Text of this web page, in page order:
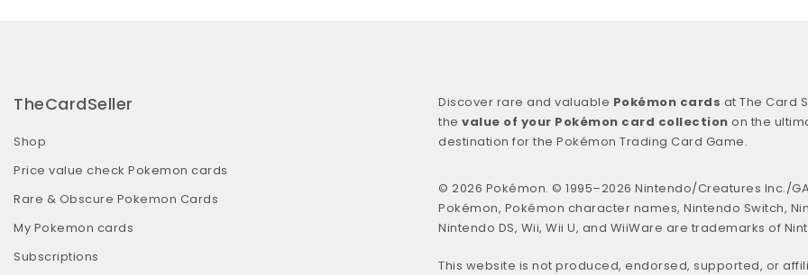
TheCardSeller
Shop
Price value check Pokemon cards
Rare & Obscure Pokemon Cards
My Pokemon cards
Subscriptions
Discover rare and valuable Pokémon cards at The Card
the value of your Pokémon card collection on the
destination for the Pokémon Trading Card Game.
© 2026 Pokémon. © 1995–2026 Nintendo/Creatures Inc./
Pokémon, Pokémon character names, Nintendo Switch,
Nintendo DS, Wii, Wii U, and WiiWare are trademarks of
This website is not produced, endorsed, supported, or